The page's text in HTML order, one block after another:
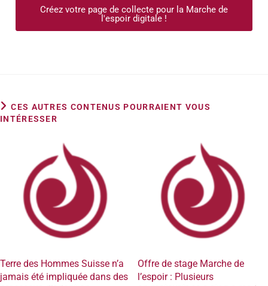
Créez votre page de collecte pour la Marche de
l'espoir digitale !
CES AUTRES CONTENUS POURRAIENT VOUS
INTÉRESSER
Terre des Hommes Suisse n’a
jamais été impliquée dans des
Offre de stage Marche de
l’espoir : Plusieurs